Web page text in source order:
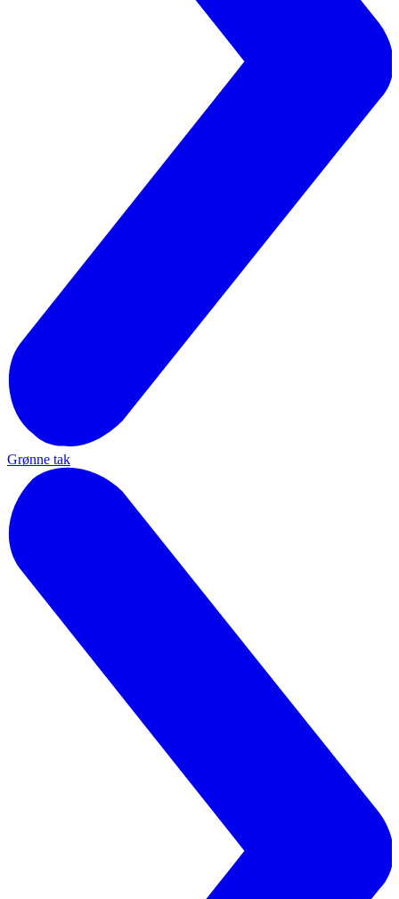
Grønne tak